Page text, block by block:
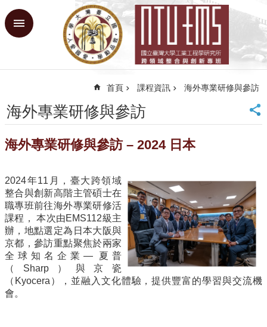
跳到主要內容區塊
進
首
頁
大
網
站
導
覽
課
程
訊
首頁 課程資訊 海外專業研修與參訪
海外專業研修與參訪
海外專業研修與參訪 – 2024 日本
2024年11月，臺大跨領域
整合與創新高階主管碩士在
職專班前往海外專業研修活
課程， 本次由EMS112級主
辦，地點選定為日本大阪與
京都，參訪重點聚焦於兩家
全球知名企業— 夏普
（Sharp）與京瓷
（Kyocera），並融入文化體驗，提供豐富的學習與交流機
會。